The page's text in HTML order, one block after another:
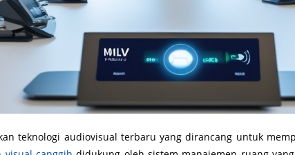
teknologi audiovisual terbaru yang dirancang untuk